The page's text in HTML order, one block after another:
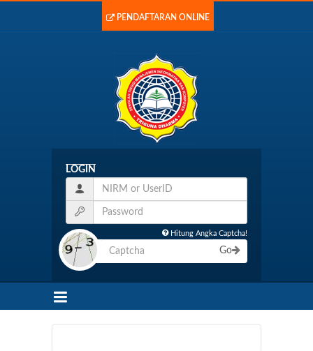
PENDAFTARAN ONLINE
LOGIN
Hitung Angka Captcha!
Go